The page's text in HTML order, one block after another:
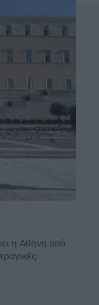
η Αθήνα από